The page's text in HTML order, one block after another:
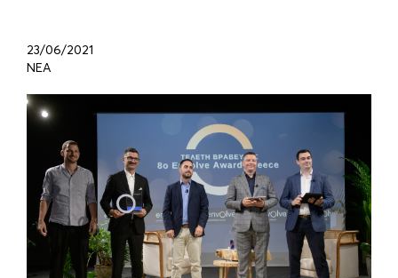
23/06/2021
ΝΕΑ